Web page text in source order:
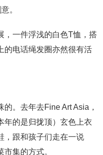
。
，一件浮浅的白色T恤，搭
的电话绳发圈亦然很有活
。去年去Fine Art Asia，
年的是归拢顶）玄色上衣
，跟和孩子们走在一说
集的方式。